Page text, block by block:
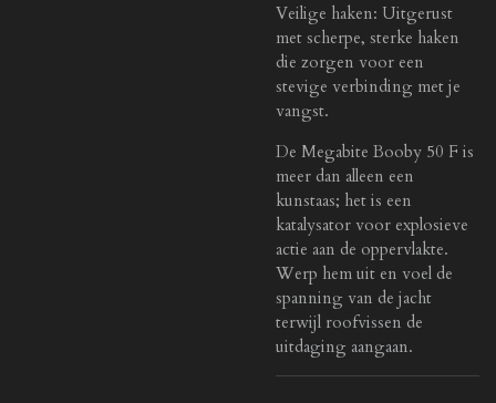
Veilige haken: Uitgerust
met scherpe, sterke haken
die zorgen voor een
stevige verbinding met je
vangst.
De Megabite Booby 50 F is
meer dan alleen een
kunstaas; het is een
katalysator voor explosieve
actie aan de oppervlakte.
Werp hem uit en voel de
spanning van de jacht
terwijl roofvissen de
uitdaging aangaan.